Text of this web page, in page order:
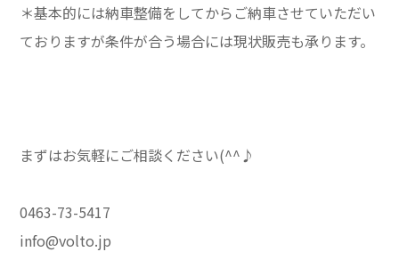
＊基本的には納車整備をしてからご納車させていただい
ておりますが条件が合う場合には現状販売も承ります。
まずはお気軽にご相談ください(^^♪
0463-73-5417
info@volto.jp